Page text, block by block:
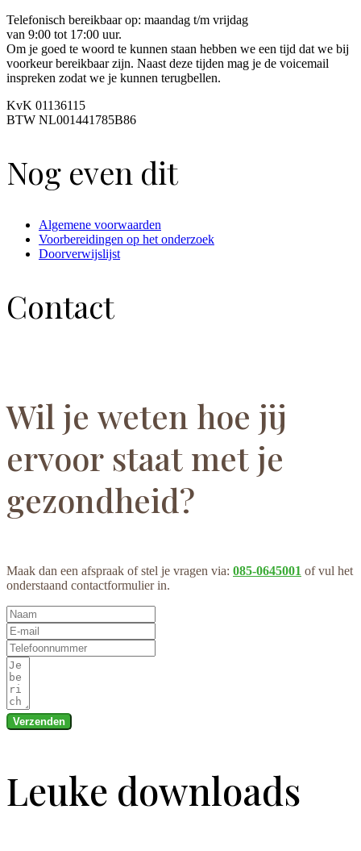
Telefonisch bereikbaar op: maandag t/m vrijdag
van 9:00 tot 17:00 uur.
Om je goed te woord te kunnen staan hebben we een tijd dat we bij
voorkeur bereikbaar zijn. Naast deze tijden mag je de voicemail
inspreken zodat we je kunnen terugbellen.
KvK 01136115
BTW NL001441785B86
Nog even dit
Algemene voorwaarden
Voorbereidingen op het onderzoek
Doorverwijslijst
Contact
Wil je weten hoe jij
ervoor staat met je
gezondheid?
Maak dan een afspraak of stel je vragen via: 085-0645001 of vul het
onderstaand contactformulier in.
Verzenden
Leuke downloads